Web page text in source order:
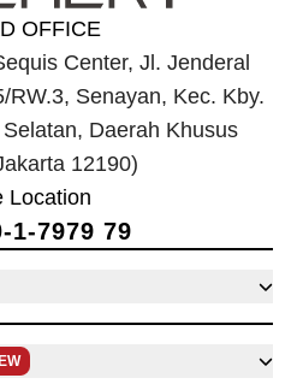
OFFICE
Center, Jl. Jenderal
RW.3, Senayan, Kec. Kby.
Daerah Khusus
12190)
Location
79